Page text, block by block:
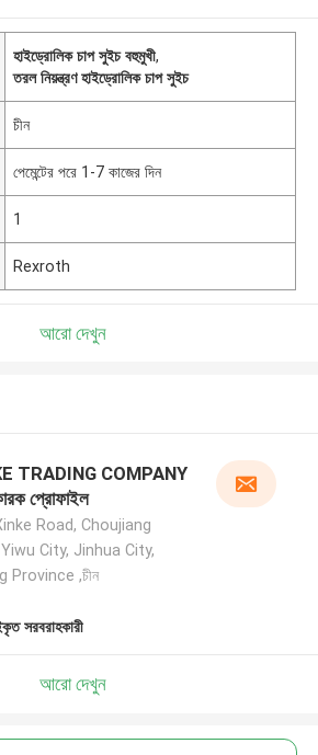
হাইড্রোলিক চাপ সুইচ বহুমুখী,
তরল নিয়ন্ত্রণ হাইড্রোলিক চাপ সুইচ
চীন
পেমেন্টের পরে 1-7 কাজের দিন
1
Rexroth
আরো দেখুন
TRADING COMPANY
প্রোফাইল
Road, Choujiang
City, Jinhua City,
Province ,চীন
সরবরাহকারী
আরো দেখুন